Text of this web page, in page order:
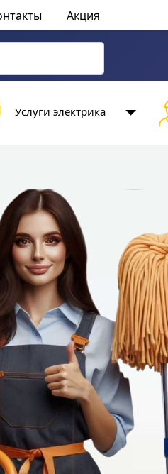
Акция
Услуги электрика